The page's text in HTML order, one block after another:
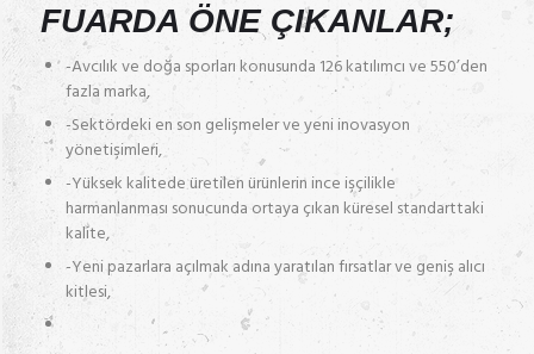
FUARDA ÖNE ÇIKANLAR;
-Avcılık ve doğa sporları konusunda 126 katılımcı ve 550’den
fazla marka,
-Sektördeki en son gelişmeler ve yeni inovasyon
yönetişimleri,
-Yüksek kalitede üretilen ürünlerin ince işçilikle
harmanlanması sonucunda ortaya çıkan küresel standarttaki
kalite,
-Yeni pazarlara açılmak adına yaratılan fırsatlar ve geniş alıcı
kitlesi,